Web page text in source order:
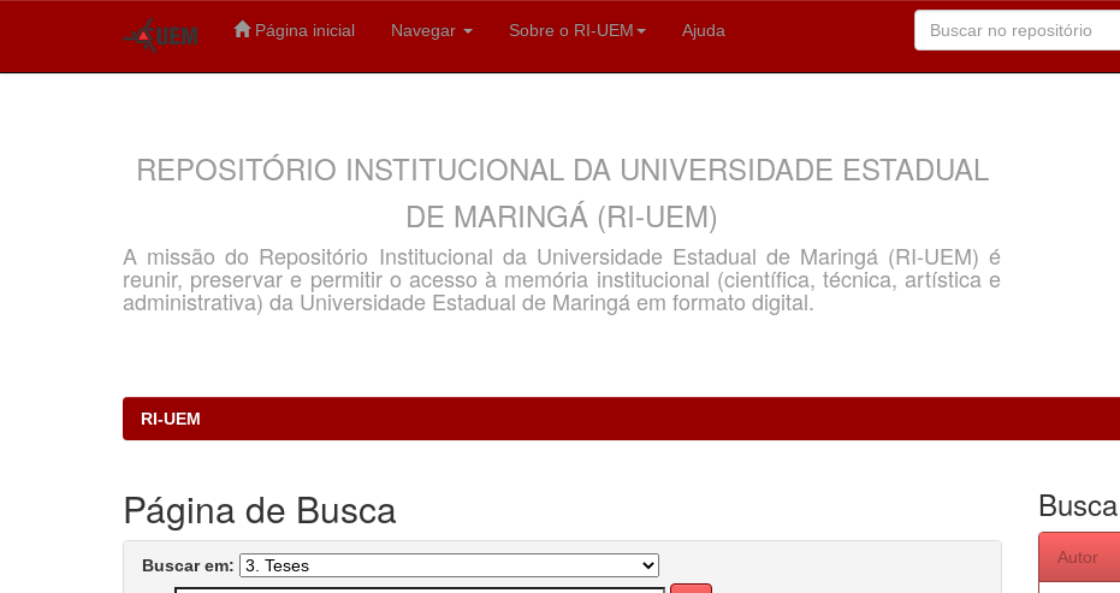
Página inicial Navegar Sobre o RI-UEM Ajuda
REPOSITÓRIO INSTITUCIONAL DA UNIVERSIDADE ESTADUAL
DE MARINGÁ (RI-UEM)
A missão do Repositório Institucional da Universidade Estadual de Maringá (RI-UEM) é
reunir, preservar e permitir o acesso à memória institucional (científica, técnica, artística e
administrativa) da Universidade Estadual de Maringá em formato digital.
RI-UEM
Página de Busca
Buscar em:
Autor